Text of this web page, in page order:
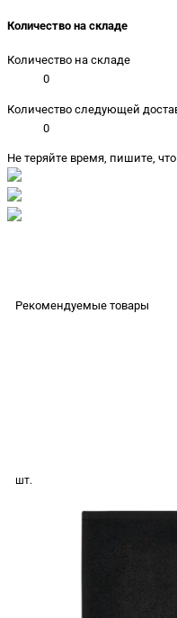
Количество на складе
Количество на складе
0
Количество следующей
0
Не теряйте время, пишите,
Рекомендуемые товары
шт.